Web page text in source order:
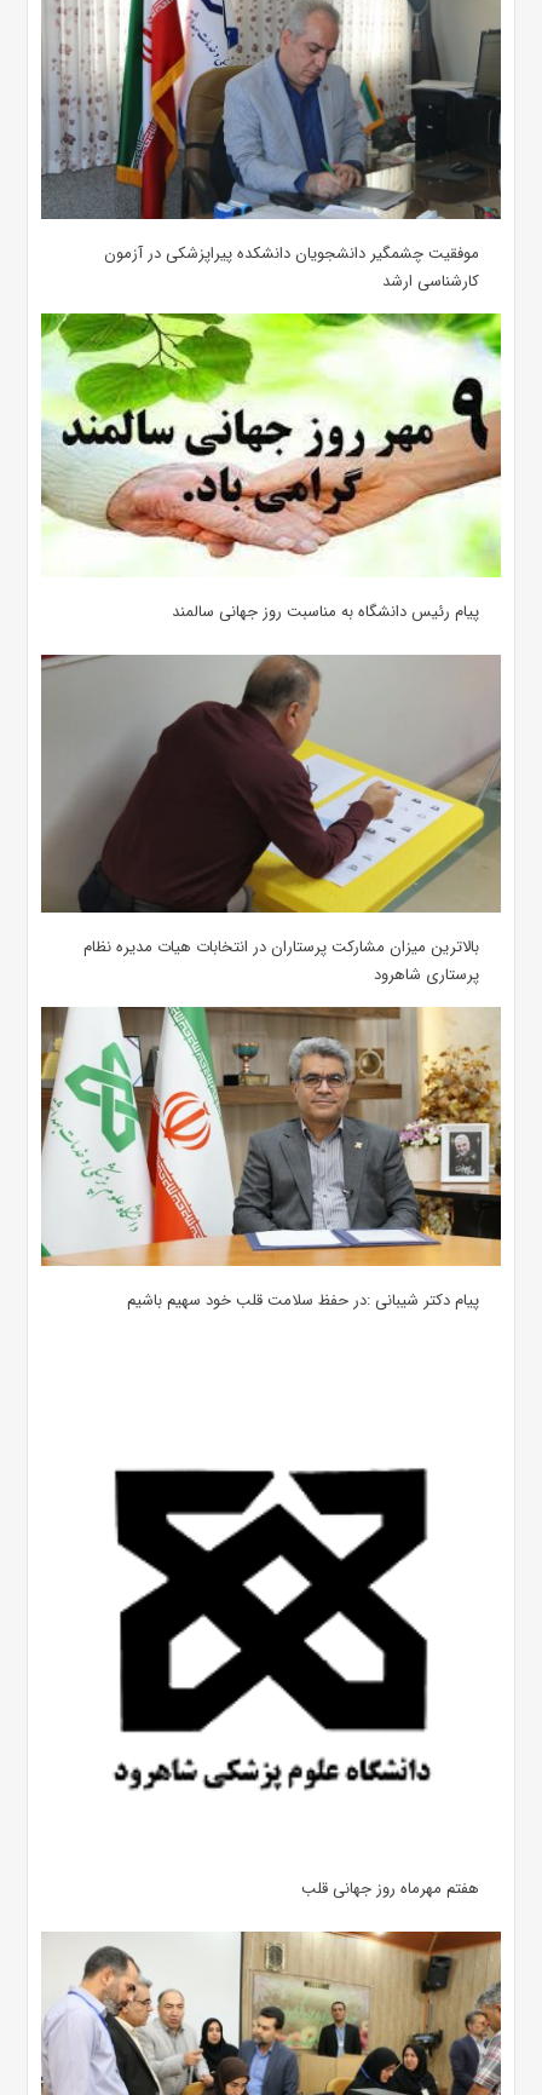
موفقیت چشمگیر دانشجویان دانشکده پیراپزشکی در آزمون
کارشناسی ارشد
پیام رئیس دانشگاه به مناسبت روز جهانی سالمند
بالاترین میزان مشارکت پرستاران در انتخابات هیات مدیره نظام
پرستاری شاهرود
پیام دکتر شیبانی :در حفظ سلامت قلب خود سهیم باشیم
هفتم مهرماه روز جهانی قلب